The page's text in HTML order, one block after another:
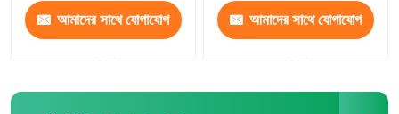
আমাদের সাথে যোগাযোগ আমাদের সাথে যোগাযোগ